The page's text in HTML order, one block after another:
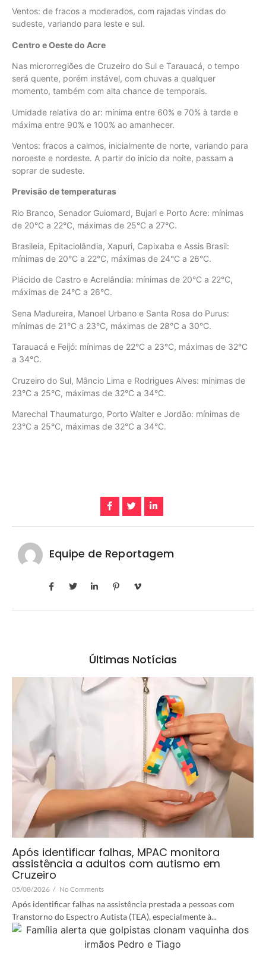
Ventos: de fracos a moderados, com rajadas vindas do
sudeste, variando para leste e sul.
Centro e Oeste do Acre
Nas microrregiões de Cruzeiro do Sul e Tarauacá, o tempo
será quente, porém instável, com chuvas a qualquer
momento, também com alta chance de temporais.
Umidade relativa do ar: mínima entre 60% e 70% à tarde e
máxima entre 90% e 100% ao amanhecer.
Ventos: fracos a calmos, inicialmente de norte, variando para
noroeste e nordeste. A partir do início da noite, passam a
soprar de sudeste.
Previsão de temperaturas
Rio Branco, Senador Guiomard, Bujari e Porto Acre: mínimas
de 20°C a 22°C, máximas de 25°C a 27°C.
Brasileia, Epitaciolândia, Xapuri, Capixaba e Assis Brasil:
mínimas de 20°C a 22°C, máximas de 24°C a 26°C.
Plácido de Castro e Acrelândia: mínimas de 20°C a 22°C,
máximas de 24°C a 26°C.
Sena Madureira, Manoel Urbano e Santa Rosa do Purus:
mínimas de 21°C a 23°C, máximas de 28°C a 30°C.
Tarauacá e Feijó: mínimas de 22°C a 23°C, máximas de 32°C
a 34°C.
Cruzeiro do Sul, Mâncio Lima e Rodrigues Alves: mínimas de
23°C a 25°C, máximas de 32°C a 34°C.
Marechal Thaumaturgo, Porto Walter e Jordão: mínimas de
23°C a 25°C, máximas de 32°C a 34°C.
Equipe de Reportagem
Últimas Notícias
Após identificar falhas, MPAC monitora
assistência a adultos com autismo em
Cruzeiro
05/08/2026 / No Comments
Após identificar falhas na assistência prestada a pessoas com
Transtorno do Espectro Autista (TEA), especialmente à...